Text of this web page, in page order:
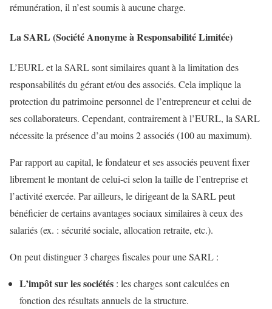
rémunération, il n’est soumis à aucune charge.
La SARL (Société Anonyme à Responsabilité Limitée)
L’EURL et la SARL sont similaires quant à la limitation des
responsabilités du gérant et/ou des associés. Cela implique la
protection du patrimoine personnel de l’entrepreneur et celui de
ses collaborateurs. Cependant, contrairement à l’EURL, la SARL
nécessite la présence d’au moins 2 associés (100 au maximum).
Par rapport au capital, le fondateur et ses associés peuvent fixer
librement le montant de celui-ci selon la taille de l’entreprise et
l’activité exercée. Par ailleurs, le dirigeant de la SARL peut
bénéficier de certains avantages sociaux similaires à ceux des
salariés (ex. : sécurité sociale, allocation retraite, etc.).
On peut distinguer 3 charges fiscales pour une SARL :
L’impôt sur les sociétés : les charges sont calculées en
fonction des résultats annuels de la structure.